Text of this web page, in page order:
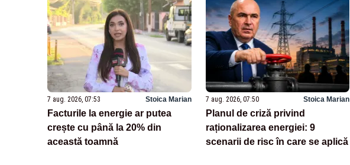
7 aug. 2026, 07:53 Stoica Marian
Facturile la energie ar putea
crește cu până la 20% din
această toamnă
7 aug. 2026, 07:50 Stoica Marian
Planul de criză privind
raționalizarea energiei: 9
scenarii de risc în care se aplică